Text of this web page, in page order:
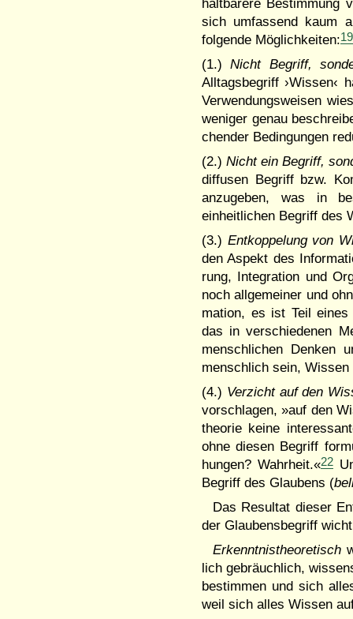
haltbarere Bestimmung
sich umfas­send kaum
folgende Möglich­keiten:19
(1.)Nicht Begriff,
Alltags­begriff ›Wissen‹
Ver­wen­dungs­weisen
weniger genau
chender Bedingungen
(2.)Nicht ein Begriff,
diffu­sen Begriff bzw.
anzuge­ben, was in
einheitlichen Begriff des
(3.) Entkoppelung von
den Aspekt des
rung, In­te­­gration und
noch allge­meiner und
mation, es ist Teil
das in verschiede­nen
menschli­chen Denken
mensch­lich sein,
(4.) Verzicht auf den
vor­schlagen, »auf den
theo­rie kei­ne
ohne diesen Be­griff
hungen? Wahr­heit.«22
Begriff des Glaubens (
Das Resultat dieser
der Glaubensbegriff
Erkennt­nis­theoretisch
lich ge­bräuch­lich,
be­stim­men und sich
weil sich alles Wissen